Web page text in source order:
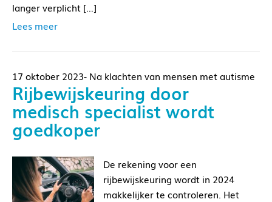
langer verplicht […]
Lees meer
17 oktober 2023- Na klachten van mensen met autisme
Rijbewijskeuring door
medisch specialist wordt
goedkoper
De rekening voor een
rijbewijskeuring wordt in 2024
makkelijker te controleren. Het